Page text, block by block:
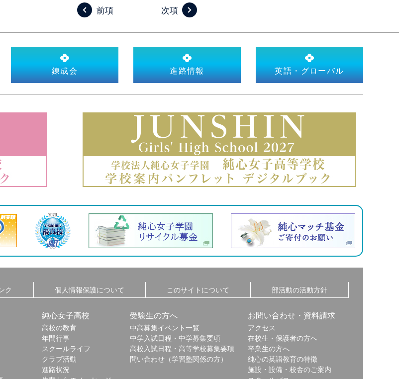
前項 次項
錬成会 進路情報 英語・グローバル
ク 個人情報保護について このサイトについて 部活動の活動方針
純心女子高校
高校の教育
年間行事
スクールライフ
クラブ活動
進路状況
受験生の方へ
中高募集イベント一覧
中学入試日程・中学募集要項
高校入試日程・高等学校募集要項
問い合わせ（学習塾関係の方）
お問い合わせ・資料請求
アクセス
在校生・保護者の方へ
卒業生の方へ
純心の英語教育の特徴
施設・設備・校舎のご案内